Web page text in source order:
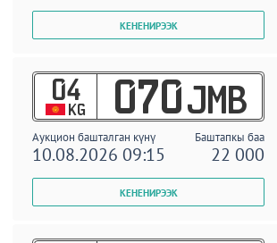
04
KG 070 JMB
Аукцион башталган күнү Баштапкы баа
10.08.2026 09:15 22 000